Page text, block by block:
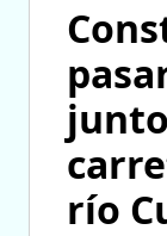
río